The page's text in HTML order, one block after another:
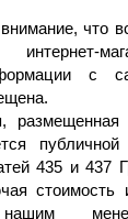
что
интернет-
с
публичной
435 и 437
стоимость